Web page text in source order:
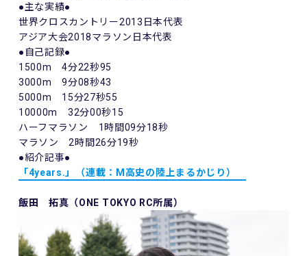
●主な実績●
世界クロスカントリー2013日本代表
アジア大会2018マラソン日本代表
●自己記録●
1500m 4分22秒95
3000m 9分08秒43
5000m 15分27秒55
10000m 32分00秒15
ハーフマラソン 1時間09分18秒
マラソン 2時間26分19秒
●紹介記事●
「4years.」（連載：M高史の陸上まるかじり）
飯田 拓真（ONE TOKYO RC所属）